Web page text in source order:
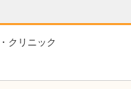
クリニック